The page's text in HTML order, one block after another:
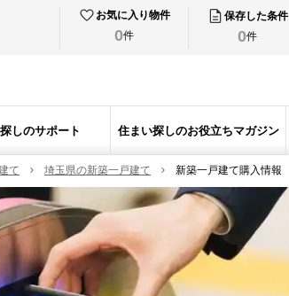
お気に入り物件
0件
保存した条件
0件
しのサポート 住まい探しのお役立ちマガジン
て 埼玉県の新築一戸建て 新築一戸建て購入情報